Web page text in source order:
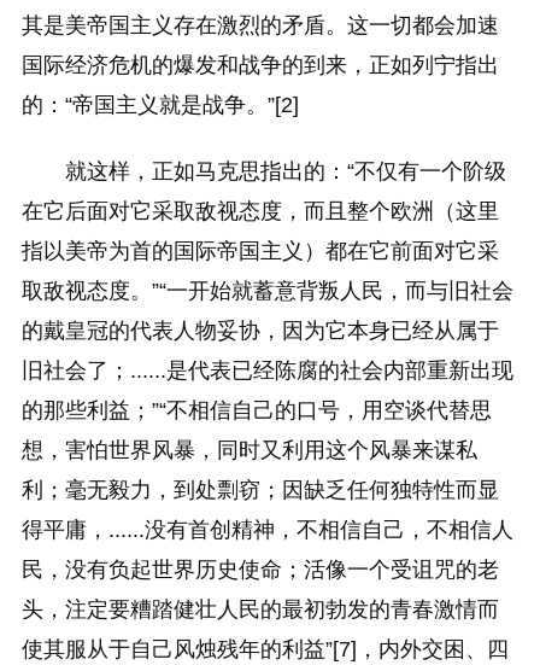
其是美帝国主义存在激烈的矛盾。这一切都会加速
国际经济危机的爆发和战争的到来，正如列宁指出
的：“帝国主义就是战争。”[2]
就这样，正如马克思指出的：“不仅有一个阶级
在它后面对它采取敌视态度，而且整个欧洲（这里
指以美帝为首的国际帝国主义）都在它前面对它采
取敌视态度。”“一开始就蓄意背叛人民，而与旧社会
的戴皇冠的代表人物妥协，因为它本身已经从属于
旧社会了；......是代表已经陈腐的社会内部重新出现
的那些利益；”“不相信自己的口号，用空谈代替思
想，害怕世界风暴，同时又利用这个风暴来谋私
利；毫无毅力，到处剽窃；因缺乏任何独特性而显
得平庸，......没有首创精神，不相信自己，不相信人
民，没有负起世界历史使命；活像一个受诅咒的老
头，注定要糟踏健壮人民的最初勃发的青春激情而
使其服从于自己风烛残年的利益”[7]，内外交困、四